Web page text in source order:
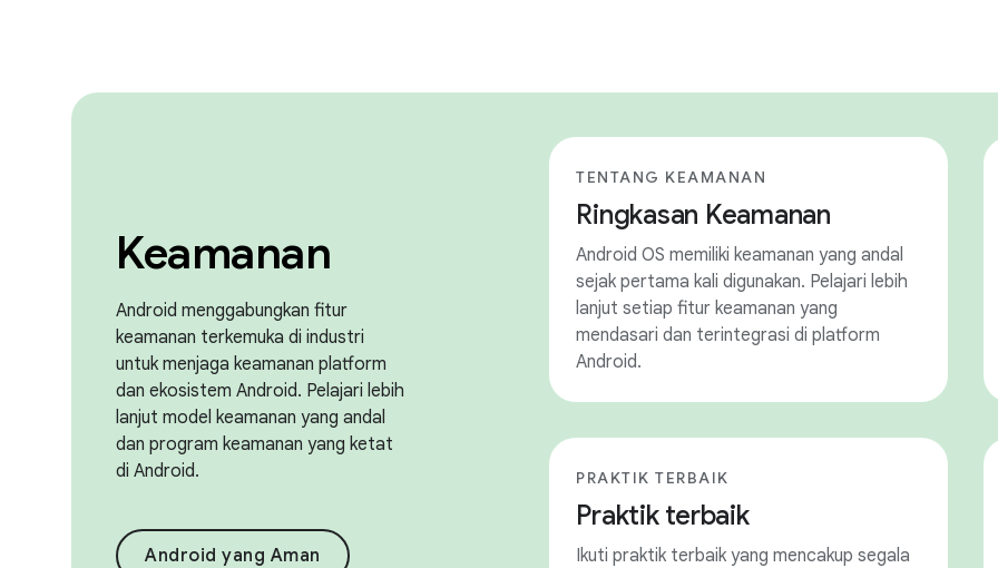
Keamanan
Android menggabungkan fitur
keamanan terkemuka di industri
untuk menjaga keamanan platform
dan ekosistem Android. Pelajari lebih
lanjut model keamanan yang andal
dan program keamanan yang ketat
di Android.
Android yang Aman
TENTANG KEAMANAN
Ringkasan Keamanan
Android OS memiliki keamanan yang andal
sejak pertama kali digunakan. Pelajari lebih
lanjut setiap fitur keamanan yang
mendasari dan terintegrasi di platform
Android.
PRAKTIK TERBAIK
Praktik terbaik
Ikuti praktik terbaik yang mencakup segala